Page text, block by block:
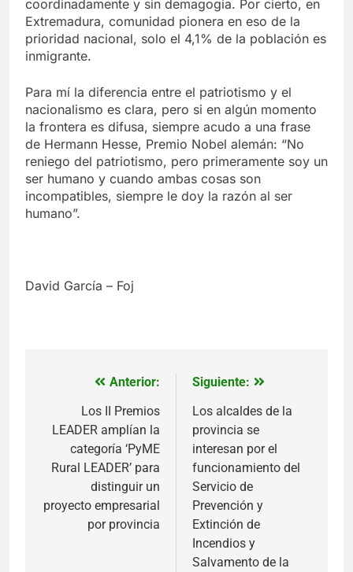
coordinadamente y sin demagogia. Por cierto, en
Extremadura, comunidad pionera en eso de la
prioridad nacional, solo el 4,1% de la población es
inmigrante.
Para mí la diferencia entre el patriotismo y el
nacionalismo es clara, pero si en algún momento
la frontera es difusa, siempre acudo a una frase
de Hermann Hesse, Premio Nobel alemán: “No
reniego del patriotismo, pero primeramente soy un
ser humano y cuando ambas cosas son
incompatibles, siempre le doy la razón al ser
humano”.
David García – Foj
Navegación
entradas
Anterior:
Los II Premios
LEADER amplían la
categoría ‘PyME
Rural LEADER’ para
distinguir un
proyecto empresarial
por provincia
Siguiente:
Los alcaldes de la
provincia se
interesan por el
funcionamiento del
Servicio de
Prevención y
Extinción de
Incendios y
Salvamento de la